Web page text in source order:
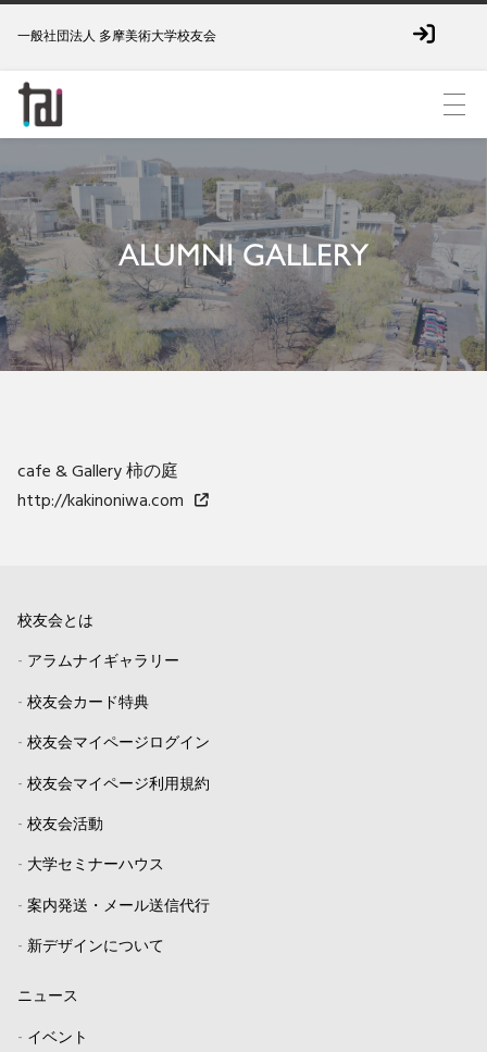
一般社団法人 多摩美術大学校友会
ALUMNI GALLERY
cafe & Gallery 柿の庭
http://kakinoniwa.com
校友会とは
- アラムナイギャラリー
- 校友会カード特典
- 校友会マイページログイン
- 校友会マイページ利用規約
- 校友会活動
- 大学セミナーハウス
- 案内発送・メール送信代行
- 新デザインについて
ニュース
- イベント